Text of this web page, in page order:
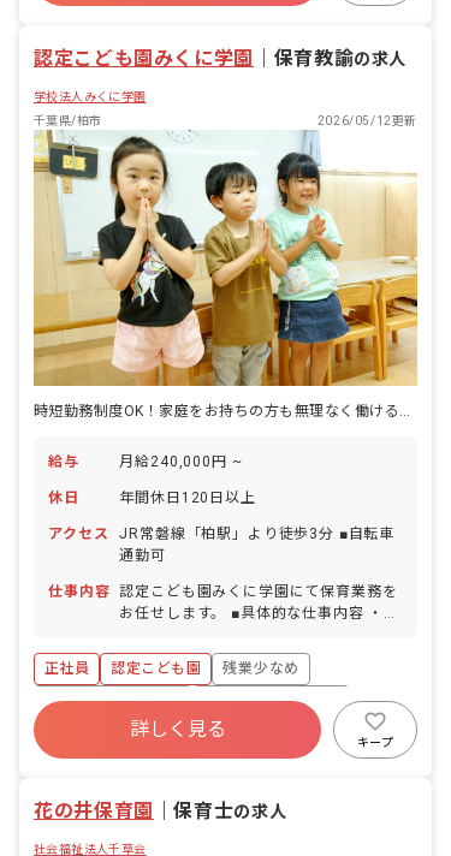
数！ 子どもの急な発熱時もみんなでカバ
います。 「ごめんなさい」じゃなくて
過ごせる職場です。
認定こども園みくに学園 保育教諭の求人
学校法人みくに学園
千葉県/柏市
2026/05/12更新
給与 月給240,000円 ~
休日 年間休日120日以上
アクセス
JR常磐線「柏駅」より徒歩3分 ■自転車
通勤可
仕事内容 認定こども園みくに学園にて保育業務を
お任せします。 ■具体的な仕事内容 ・乳
正社員
認定こども園
残業少なめ
ボーナス・賞与あり
年間休日120日以上
寮・住宅・家賃補助あり
社会保険完備
詳しく見る
キープ
花の井保育園 ｜保育士の求人
社会福祉法人千草会